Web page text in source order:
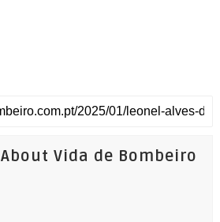
About Vida de Bombeiro